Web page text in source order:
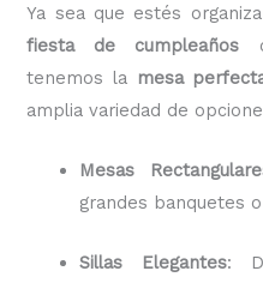
Ya sea que estés
fiesta de cumpleaños
tenemos la mesa
amplia variedad de
Mesas
grandes banquetes
Sillas Elegantes: